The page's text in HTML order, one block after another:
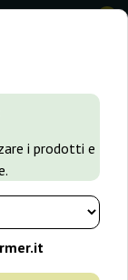
i prodotti e
0